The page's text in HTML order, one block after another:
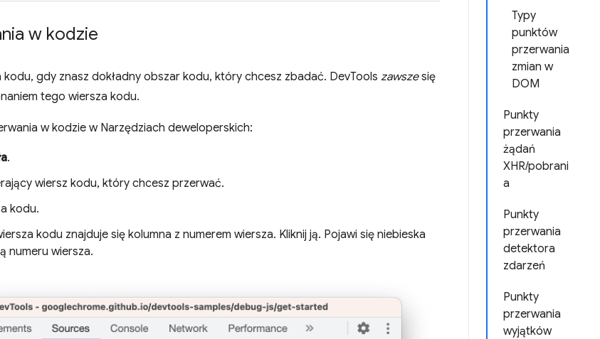
Typy
punktów
przerwania
zmian w
DOM
Punkty
przerwania
żądań
XHR/pobrani
a
Punkty
przerwania
detektora
zdarzeń
Punkty
przerwania
wyjątków
w kodzie
kodu, gdy znasz dokładny obszar kodu, który chcesz zbadać. DevTools zawszesię
tego wiersza kodu.
w kodzie w Narzędziach deweloperskich:
.
wiersz kodu, który chcesz przerwać.
kodu.
kodu znajduje się kolumna z numerem wiersza. Kliknij ją. Pojawi się niebieska
numeru wiersza.